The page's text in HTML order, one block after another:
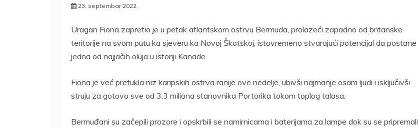
23. septembar 2022.
Uragan Fiona zapretio je u petak atlantskom ostrvu Bermuda, prolazeći zapadno od britanske
teritorije na svom putu ka sjeveru ka Novoj Škotskoj, istovremeno stvarajući potencijal da postane
jedna od najjačih oluja u istoriji Kanade.
Fiona je već pretukla niz karipskih ostrva ranije ove nedelje, ubivši najmanje osam ljudi i isključivši
struju za gotovo sve od 3,3 miliona stanovnika Portorika tokom toplog talasa.
Bermuđani su začepili prozore i opskrbili se namirnicama i baterijama za lampe dok su se pripremali